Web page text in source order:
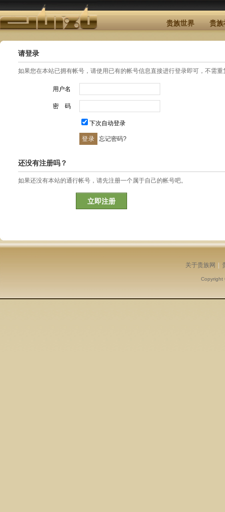
贵族世界 贵族
请登录
如果您在本站已拥有帐号，请使用已有的帐号信息直接进行登录即可，不需重
用户名
密 码
下次自动登录
忘记密码?
还没有注册吗？
如果还没有本站的通行帐号，请先注册一个属于自己的帐号吧。
立即注册
关于贵族网